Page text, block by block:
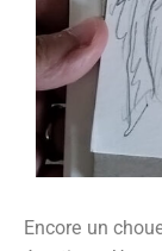
Encore un